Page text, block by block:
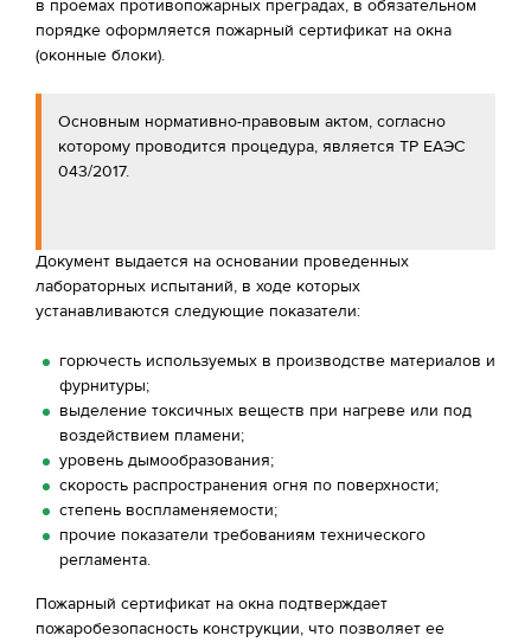
в проемах противопожарных преградах, в обязательном
порядке оформляется пожарный сертификат на окна
(оконные блоки).
Основным нормативно-правовым актом, согласно
которому проводится процедура, является ТР ЕАЭС
043/2017.
Документ выдается на основании проведенных
лабораторных испытаний, в ходе которых
устанавливаются следующие показатели:
горючесть используемых в производстве материалов и
фурнитуры;
выделение токсичных веществ при нагреве или под
воздействием пламени;
уровень дымообразования;
скорость распространения огня по поверхности;
степень воспламеняемости;
прочие показатели требованиям технического
регламента.
Пожарный сертификат на окна подтверждает
пожаробезопасность конструкции, что позволяет ее